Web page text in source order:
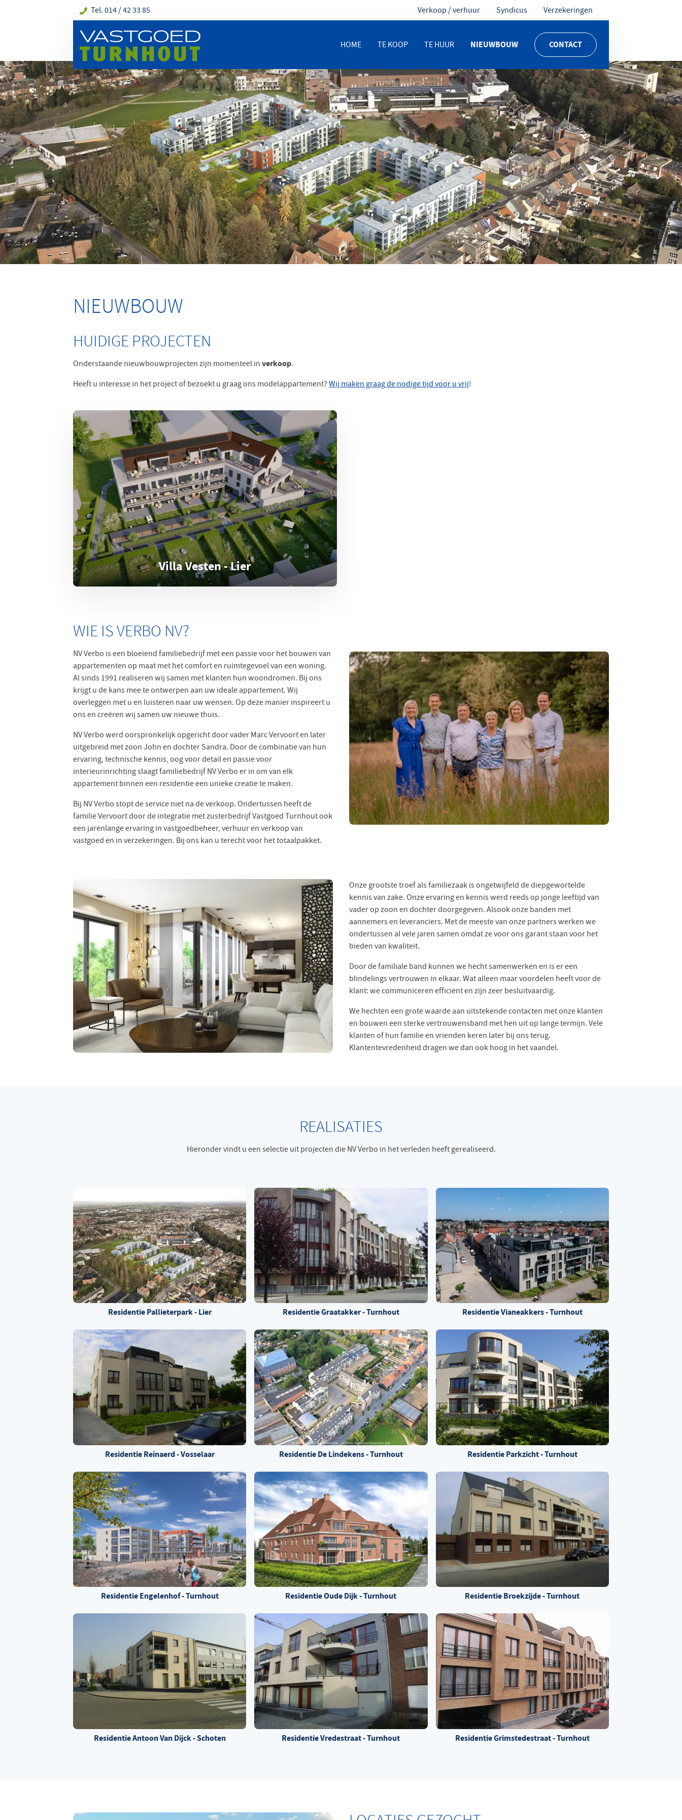
Tel. 014 / 42 33 85
HOME TE KOOP TE HUUR NIEUWBOUW CONTACT
Verkoop / verhuur Syndicus Verzekeringen
NIEUWBOUW
HUIDIGE PROJECTEN
Onderstaande nieuwbouwprojecten zijn momenteel inverkoop.
Heeft u interesse in het project of bezoekt u graag ons modelappartement?Wij maken graag de nodige tijd voor u vrij!
Villa Vesten - Lier
WIE IS VERBO NV?
NV Verbo is een bloeiend familiebedrijf met een passie voor het bouwen van
appartementen op maat met het comfort en ruimtegevoel van een woning.
Al sinds 1991 realiseren wij samen met klanten hun woondromen. Bij ons
krijgt u de kans mee te ontwerpen aan uw ideale appartement. Wij
overleggen met u en luisteren naar uw wensen. Op deze manier inspireert u
ons en creëren wij samen uw nieuwe thuis.
NV Verbo werd oorspronkelijk opgericht door vader Marc Vervoort en later
uitgebreid met zoon John en dochter Sandra. Door de combinatie van hun
ervaring, technische kennis, oog voor detail en passie voor
interieurinrichting slaagt familiebedrijf NV Verbo er in om van elk
appartement binnen een residentie een unieke creatie te maken.
Bij NV Verbo stopt de service niet na de verkoop. Ondertussen heeft de
familie Vervoort door de integratie met zusterbedrijf Vastgoed Turnhout ook
een jarenlange ervaring in vastgoedbeheer, verhuur en verkoop van
vastgoed en in verzekeringen. Bij ons kan u terecht voor het totaalpakket.
Onze grootste troef als familiezaak is ongetwijfeld de diepgewortelde
kennis van zake. Onze ervaring en kennis werd reeds op jonge leeftijd van
vader op zoon en dochter doorgegeven. Alsook onze banden met
aannemers en leveranciers. Met de meeste van onze partners werken we
ondertussen al vele jaren samen omdat ze voor ons garant staan voor het
bieden van kwaliteit.
Door de familiale band kunnen we hecht samenwerken en is er een
blindelings vertrouwen in elkaar. Wat alleen maar voordelen heeft voor de
klant: we communiceren efficiënt en zijn zeer besluitvaardig.
We hechten een grote waarde aan uitstekende contacten met onze klanten
en bouwen een sterke vertrouwensband met hen uit op lange termijn. Vele
klanten of hun familie en vrienden keren later bij ons terug.
Klantentevredenheid dragen we dan ook hoog in het vaandel.
REALISATIES
Hieronder vindt u een selectie uit projecten die NV Verbo in het verleden heeft gerealiseerd.
Residentie Pallieterpark - Lier Residentie Graatakker - Turnhout Residentie Vianeakkers - Turnhout
Residentie Reinaerd - Vosselaar Residentie De Lindekens - Turnhout Residentie Parkzicht - Turnhout
Residentie Engelenhof - Turnhout Residentie Oude Dijk - Turnhout Residentie Broekzijde - Turnhout
Residentie Antoon Van Dijck - Schoten Residentie Vredestraat - Turnhout Residentie Grimstedestraat - Turnhout